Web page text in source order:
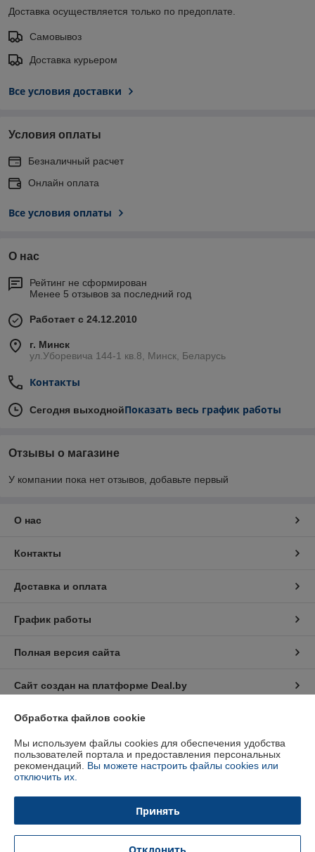
Доставка осуществляется только по предоплате.
Самовывоз
Доставка курьером
Все условия доставки
Условия оплаты
Безналичный расчет
Онлайн оплата
Все условия оплаты
О нас
Рейтинг не сформирован
Менее 5 отзывов за последний год
Работает с 24.12.2010
г. Минск
ул.Уборевича 144-1 кв.8, Минск, Беларусь
Контакты
Сегодня выходнойПоказать весь график работы
Отзывы о магазине
У компании пока нет отзывов, добавьте первый
О нас
Контакты
Доставка и оплата
График работы
Полная версия сайта
Сайт создан на платформе Deal.by
Юридическое лицо:ЧТУП "Промэлектрон-импорт"
223216 Минская обл., Червенский р-н, д. Лисицы, ул. Центральная, д.11
комитет
Обработка файлов cookie
Мы используем файлы cookies для обеспечения удобства
пользователей портала и предоставления персональных
рекомендаций. Вы можете настроить файлы cookies или
отключить их.
Принять
Отклонить